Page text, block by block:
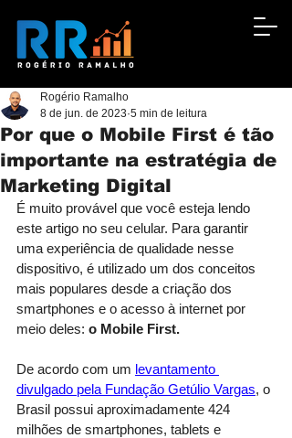
Por que o Mobile First é tão
importante na estratégia de
Marketing Digital
Rogério Ramalho
8 de jun. de 2023 5 min de leitura
É muito provável que você esteja lendo
este artigo no seu celular. Para garantir
uma experiência de qualidade nesse
dispositivo, é utilizado um dos conceitos
mais populares desde a criação dos
smartphones e o acesso à internet por
meio deles: o Mobile First.
De acordo com um levantamento
divulgado pela Fundação Getúlio Vargas, o
Brasil possui aproximadamente 424
milhões de smartphones, tablets e